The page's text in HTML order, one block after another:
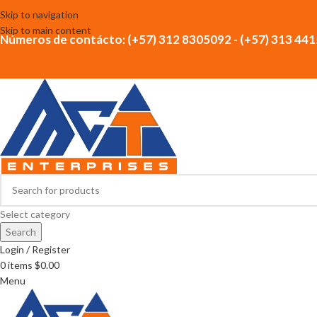
Skip to navigation
Skip to main content
Números de contácto: (+57) 312 8305092 - (+57) 313
Select category
Search
Login / Register
0items $0.00
Menu